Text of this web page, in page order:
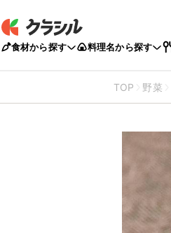
食材から探す 料理名から探す
TOP 野菜